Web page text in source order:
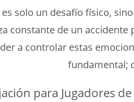
solo un desafío físico,
constante de un
a controlar estas
fundamental;
para Jugadores